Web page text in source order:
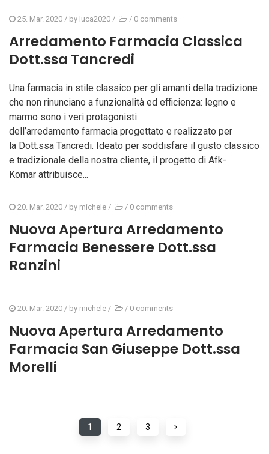
25. Mar. 2020 / by luca2020 / / 0 comments
Arredamento Farmacia Classica
Dott.ssa Tancredi
Una farmacia in stile classico per gli amanti della tradizione
che non rinunciano a funzionalità ed efficienza: legno e
marmo sono i veri protagonisti
dell’arredamento farmacia progettato e realizzato per
la Dott.ssa Tancredi. Ideato per soddisfare il gusto classico
e tradizionale della nostra cliente, il progetto di Afk-
Komar attribuisce...
20. Mar. 2020 / by michele / / 0 comments
Nuova Apertura Arredamento
Farmacia Benessere Dott.ssa
Ranzini
20. Mar. 2020 / by michele / / 0 comments
Nuova Apertura Arredamento
Farmacia San Giuseppe Dott.ssa
Morelli
1 2 3